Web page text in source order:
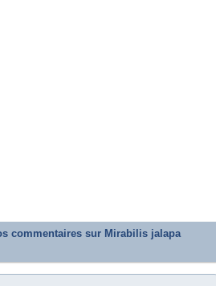
commentaires sur Mirabilis jalapa